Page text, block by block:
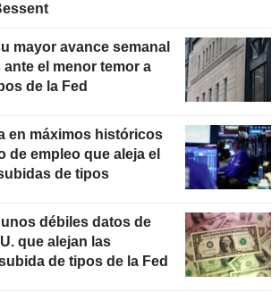
mayor avance semanal
el menor temor a
de la Fed
en máximos históricos
de empleo que aleja el
de tipos
débiles datos de
que alejan las
de tipos de la Fed